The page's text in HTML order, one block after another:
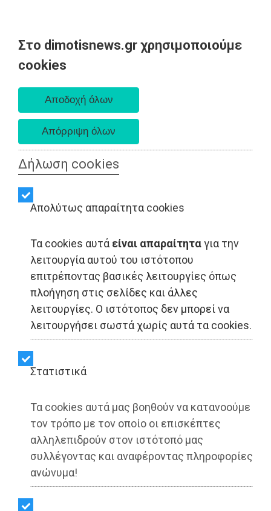
Στο dimotisnews.gr χρησιμοποιούμε
cookies
Δήλωση cookies
Απολύτως απαραίτητα cookies
Τα cookies αυτά είναι απαραίτηταγια την
λειτουργία αυτού του ιστότοπου
επιτρέποντας βασικές λειτουργίες όπως
πλοήγηση στις σελίδες και άλλες
λειτουργίες. Ο ιστότοπος δεν μπορεί να
λειτουργήσει σωστά χωρίς αυτά τα cookies.
Στατιστικά
Τα cookies αυτά μας βοηθούν να κατανοούμε
τον τρόπο με τον οποίο οι επισκέπτες
αλληλεπιδρούν στον ιστότοπό μας
συλλέγοντας και αναφέροντας πληροφορίες
ανώνυμα!
ΑΥΤΟΔΙΟΙΚΗΣΗ - Ραφήνα
Master Plan Λιμένα
Ραφήνας: Η Δημοτική
Αρχή Τσεβά συνεχίζει με
προχειρότητα, καλώντας
τους πολίτες σε ένα
αναποτελεσματικό
ψήφισμα
Share: